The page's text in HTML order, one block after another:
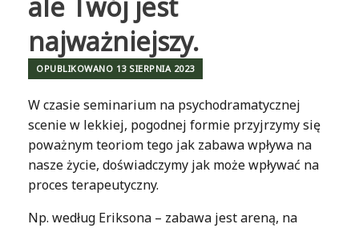
najważniejszy.
OPUBLIKOWANO 13 SIERPNIA 2023
W czasie seminarium na psychodramatycznej
scenie w lekkiej, pogodnej formie przyjrzymy się
poważnym teoriom tego jak zabawa wpływa na
nasze życie, doświadczymy jak może wpływać na
proces terapeutyczny.
Np. według Eriksona – zabawa jest areną, na